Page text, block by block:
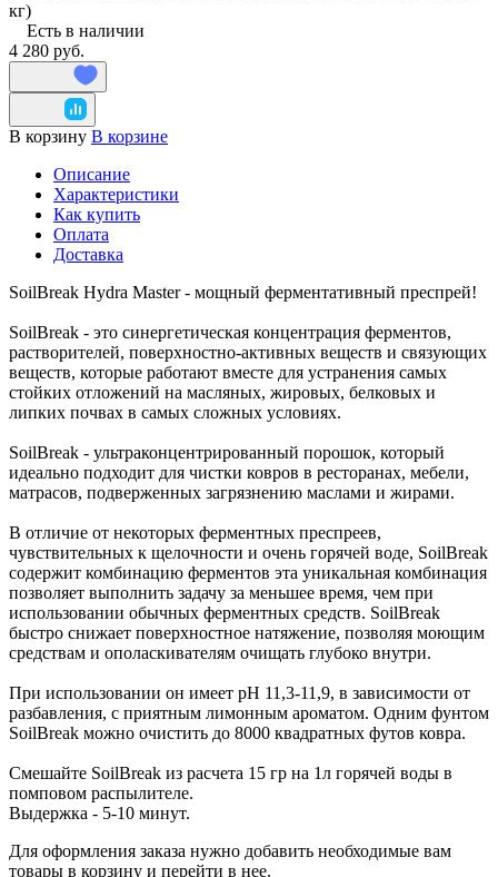
кг)
Есть в наличии
4 280 руб.
В корзину В корзине
Описание
Характеристики
Как купить
Оплата
Доставка
SoilBreak Hydra Master - мощный ферментативный преспрей!
SoilBreak - это синергетическая концентрация ферментов,
растворителей, поверхностно-активных веществ и связующих
веществ, которые работают вместе для устранения самых
стойких отложений на масляных, жировых, белковых и
липких почвах в самых сложных условиях.
SoilBreak - ультраконцентрированный порошок, который
идеально подходит для чистки ковров в ресторанах, мебели,
матрасов, подверженных загрязнению маслами и жирами.
В отличие от некоторых ферментных преспреев,
чувствительных к щелочности и очень горячей воде, SoilBreak
содержит комбинацию ферментов эта уникальная комбинация
позволяет выполнить задачу за меньшее время, чем при
использовании обычных ферментных средств. SoilBreak
быстро снижает поверхностное натяжение, позволяя моющим
средствам и ополаскивателям очищать глубоко внутри.
При использовании он имеет рН 11,3-11,9, в зависимости от
разбавления, с приятным лимонным ароматом. Одним фунтом
SoilBreak можно очистить до 8000 квадратных футов ковра.
Смешайте SoilBreak из расчета 15 гр на 1л горячей воды в
помповом распылителе.
Выдержка - 5-10 минут.
Для оформления заказа нужно добавить необходимые вам
товары в корзину и перейти в нее.